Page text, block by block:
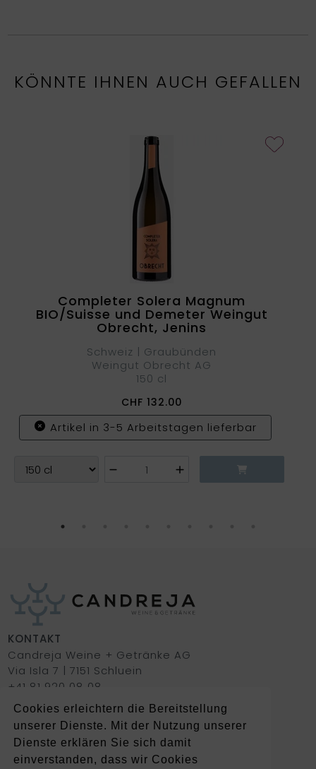
Cookies erleichtern die Bereitstellung
unserer Dienste. Mit der Nutzung unserer
Dienste erklären Sie sich damit
einverstanden, dass wir Cookies
KÖNNTE IHNEN AUCH GEFALLEN
Completer Solera Magnum
BIO/Suisse und Demeter Weingut
Obrecht, Jenins
Schweiz | Graubünden
Weingut Obrecht AG
150 cl
CHF132.00
Artikel in 3-5 Arbeitstagen lieferbar
KONTAKT
Candreja Weine + Getränke AG
Via Isla 7 | 7151 Schluein
+41 81 920 08 08
getraenke@candreja.ch
SERVICES